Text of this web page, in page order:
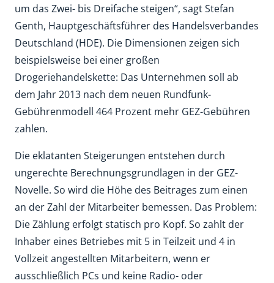
um das Zwei- bis Dreifache steigen“, sagt Stefan
Genth, Hauptgeschäftsführer des Handelsverbandes
Deutschland (HDE). Die Dimensionen zeigen sich
beispielsweise bei einer großen
Drogeriehandelskette: Das Unternehmen soll ab
dem Jahr 2013 nach dem neuen Rundfunk-
Gebührenmodell 464 Prozent mehr GEZ-Gebühren
zahlen.
Die eklatanten Steigerungen entstehen durch
ungerechte Berechnungsgrundlagen in der GEZ-
Novelle. So wird die Höhe des Beitrages zum einen
an der Zahl der Mitarbeiter bemessen. Das Problem:
Die Zählung erfolgt statisch pro Kopf. So zahlt der
Inhaber eines Betriebes mit 5 in Teilzeit und 4 in
Vollzeit angestellten Mitarbeitern, wenn er
ausschließlich PCs und keine Radio- oder